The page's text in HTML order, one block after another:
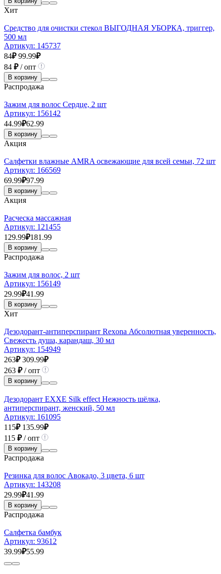
Хит
Средство для очистки стекол ВЫГОДНАЯ УБОРКА, триггер,
500 мл
Артикул: 145737
84₽ 99.99₽
84 ₽/ опт
В корзину
Распродажа
Зажим для волос Сердце, 2 шт
Артикул: 156142
44.99₽62.99
В корзину
Акция
Салфетки влажные AMRA освежающие для всей семьи, 72 шт
Артикул: 166569
69.99₽97.99
В корзину
Акция
Расческа массажная
Артикул: 121455
129.99₽181.99
В корзину
Распродажа
Зажим для волос, 2 шт
Артикул: 156149
29.99₽41.99
В корзину
Хит
Дезодорант-антиперспирант Rexona Абсолютная уверенность,
Свежесть душа, карандаш, 30 мл
Артикул: 154949
263₽ 309.99₽
263 ₽/ опт
В корзину
Дезодорант EXXE Silk effect Нежность шёлка,
антиперспирант, женский, 50 мл
Артикул: 161095
115₽ 135.99₽
115 ₽/ опт
В корзину
Распродажа
Резинка для волос Авокадо, 3 цвета, 6 шт
Артикул: 143208
29.99₽41.99
В корзину
Распродажа
Салфетка бамбук
Артикул: 93612
39.99₽55.99